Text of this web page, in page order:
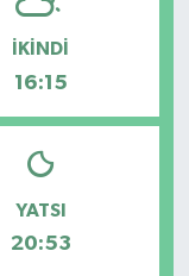
İKINDI
16:15
YATSI
20:53